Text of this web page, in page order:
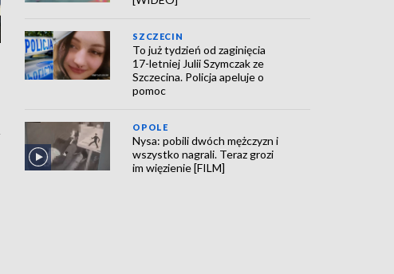
SZCZECIN
To już tydzień od zaginięcia
17-letniej Julii Szymczak ze
Szczecina. Policja apeluje o
pomoc
OPOLE
Nysa: pobili dwóch mężczyzn i
wszystko nagrali. Teraz grozi
im więzienie [FILM]